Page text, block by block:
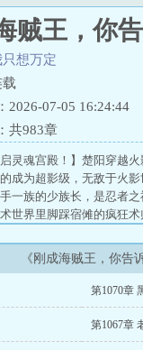
贼王，你
只想万定
2026-07-05 16:24:44
共983章
启灵魂宫殿！】楚阳穿越
成为超影级，无敌于火
一族的少族长，是忍者
世界里脚踩宿傩的疯狂
《刚成海贼王，你告
第1070章
第1067章